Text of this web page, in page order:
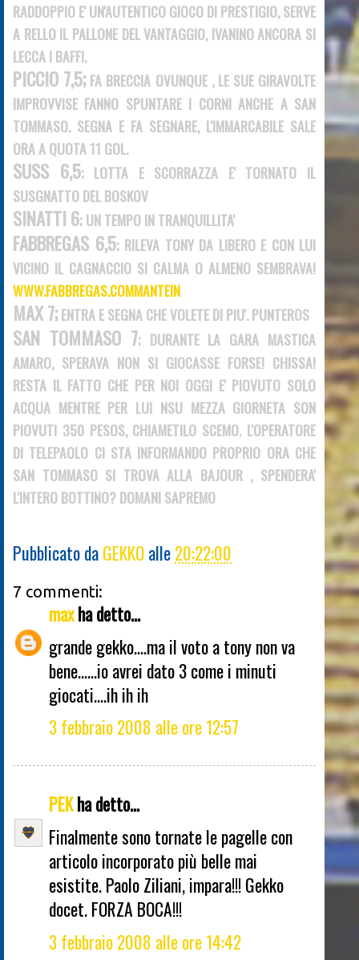
RADDOPPIO E' UN'AUTENTICO GIOCO DI PRESTIGIO, SERVE
A RELLO IL PALLONE DEL VANTAGGIO, IVANINO ANCORA SI
LECCA I BAFFI.
PICCIO 7,5; FA BRECCIA OVUNQUE , LE SUE GIRAVOLTE
IMPROVVISE FANNO SPUNTARE I CORNI ANCHE A SAN
TOMMASO. SEGNA E FA SEGNARE, L'IMMARCABILE SALE
ORA A QUOTA11 GOL.
SUSS 6,5; LOTTA E SCORRAZZA E' TORNATO IL
SUSGNATTO DEL BOSKOV
SINATTI 6; UN TEMPO IN TRANQUILLITA'
FABBREGAS 6,5; RILEVA TONY DA LIBERO E CON LUI
VICINO IL CAGNACCIO SI CALMA O ALMENO SEMBRAVA!
WWW.FABBREGAS.COMMANTEIN
MAX 7;ENTRA E SEGNA CHE VOLETE DI PIU'. PUNTEROS
SAN TOMMASO 7; DURANTE LA GARA MASTICA
AMARO, SPERAVA NON SI GIOCASSE FORSE! CHISSA!
RESTA IL FATTO CHE PER NOI OGGI E' PIOVUTO SOLO
ACQUA MENTRE PER LUI NSU MEZZA GIORNETA SON
PIOVUTI 350 PESOS, CHIAMETILO SCEMO. L'OPERATORE
DI TELEPAOLO CI STA INFORMANDO PROPRIO ORA CHE
SAN TOMMASO SI TROVA ALLA BAJOUR , SPENDERA'
L'INTERO BOTTINO? DOMANI SAPREMO
Pubblicato daGEKKOalle20:22:00
7 commenti:
maxha detto...
grande gekko....ma il voto a tony non va
bene......io avrei dato 3 come i minuti
giocati....ih ih ih
3 febbraio 2008 alle ore 12:57
PEKha detto...
Finalmente sono tornate le pagelle con
articolo incorporato più belle mai
esistite. Paolo Ziliani, impara!!! Gekko
docet. FORZA BOCA!!!
3 febbraio 2008 alle ore 14:42